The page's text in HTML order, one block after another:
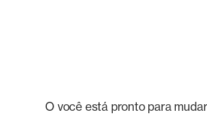
O você está pronto para